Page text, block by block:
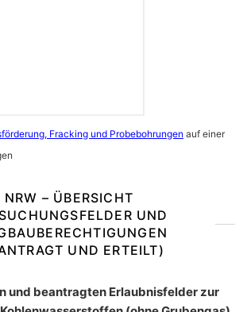
Fracking und Probebohrungen auf einer
NRW – ÜBERSICHT
UND
UND ERTEILT)
und beantragten Erlaubnisfelder zur